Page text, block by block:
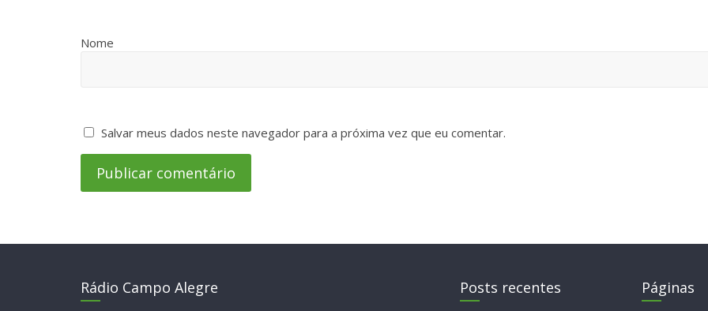
Nome
Salvar meus dados neste navegador para a próxima vez que eu comentar.
Rádio Campo Alegre Posts recentes Páginas